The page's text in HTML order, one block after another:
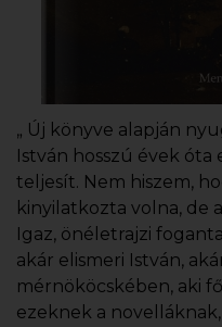
„ Új könyve alapján
István hosszú évek
teljesít. Nem hiszem,
kinyilatkozta volna, de
Igaz, önéletrajzi
akár elismeri István,
mérnököcskében, aki
ezeknek a